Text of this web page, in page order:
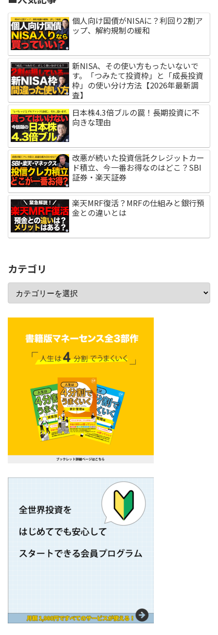
個人向け国債がNISAに？利回り2割ア
ップ、解約規制の緩和
新NISA、その使い方もったいないで
す。「つみたて投資枠」と「成長投資
枠」の使い分け方法【2026年最新調
査】
日本株4.3倍ブルの罠！長期投資に不
向きな理由
改悪が続いた投資信託クレジットカー
ド積立、今一番お得なのはどこ？SBI
証券・楽天証券
楽天MRF復活？MRFの仕組みと銀行預
金との違いとは
カテゴリ